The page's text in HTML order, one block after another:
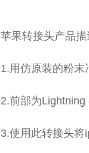
苹果转接头产品描
1.用仿原装的粉
2.前部为
3.使用此转接头